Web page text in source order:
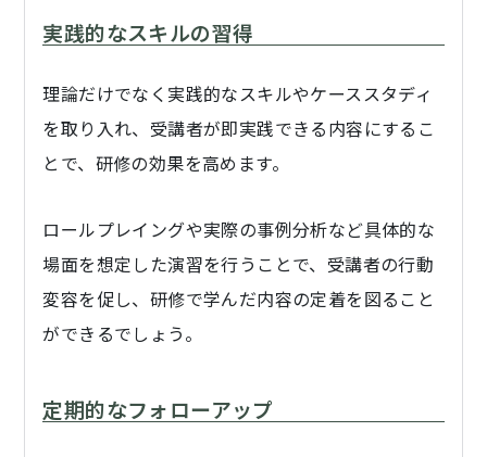
実践的なスキルの習得
理論だけでなく実践的なスキルやケーススタディ
を取り入れ、受講者が即実践できる内容にするこ
とで、研修の効果を高めます。
ロールプレイングや実際の事例分析など具体的な
場面を想定した演習を行うことで、受講者の行動
変容を促し、研修で学んだ内容の定着を図ること
ができるでしょう。
定期的なフォローアップ